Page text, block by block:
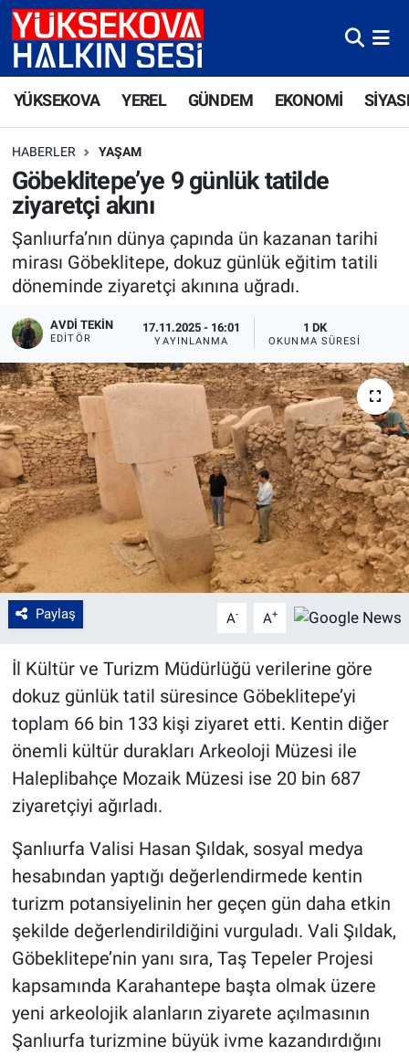
YÜKSEKOVA YEREL GÜNDEM EKONOMİ
HABERLER YAŞAM
Göbeklitepe’ye 9 günlük tatilde
ziyaretçi akını
Şanlıurfa’nın dünya çapında ün kazanan tarihi
mirası Göbeklitepe, dokuz günlük eğitim tatili
döneminde ziyaretçi akınına uğradı.
AVDI TEKIN
EDITÖR
17.11.2025 - 16:01
YAYINLANMA
1 DK
OKUNMA SÜRESI
Paylaş A- A+
İl Kültür ve Turizm Müdürlüğü verilerine göre
dokuz günlük tatil süresince Göbeklitepe’yi
toplam 66 bin 133 kişi ziyaret etti. Kentin diğer
önemli kültür durakları Arkeoloji Müzesi ile
Haleplibahçe Mozaik Müzesi ise 20 bin 687
ziyaretçiyi ağırladı.
Şanlıurfa Valisi Hasan Şıldak, sosyal medya
hesabından yaptığı değerlendirmede kentin
turizm potansiyelinin her geçen gün daha etkin
şekilde değerlendirildiğini vurguladı. Vali Şıldak,
Göbeklitepe’nin yanı sıra, Taş Tepeler Projesi
kapsamında Karahantepe başta olmak üzere
yeni arkeolojik alanların ziyarete açılmasının
Şanlıurfa turizmine büyük ivme kazandırdığını
Yüksekova Nöbetçi Eczaneler
Yüksekova Trafik Yoğunluk Haritası
Süper Lig Puan Durumu ve Fikstür
Tüm Manşetler
Son Dakika Haberleri